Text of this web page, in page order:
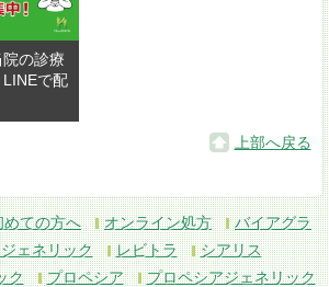
院の診療
で配
上部へ戻る
めての方へ オンライン処方
バイアグラ
ェネリック
レビトラ
シアリス
ク
プロペシア プロペシアジェネリック